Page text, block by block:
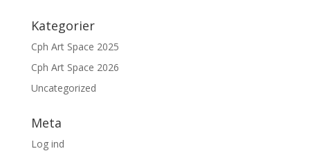
Kategorier
Cph Art Space 2025
Cph Art Space 2026
Uncategorized
Meta
Log ind